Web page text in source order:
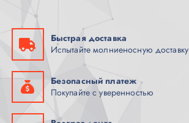
Быстрая доставка
Испытайте молниеносную доставку
Безопасный платеж
Покупайте с уверенностью